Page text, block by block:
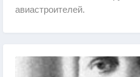
авиастроителей.